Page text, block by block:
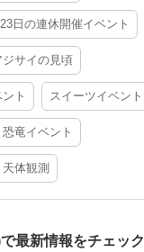
日の連休開催イベント
ジサイの見頃
ト スイーツイベント
恐竜イベント
体観測
最新情報をチェック